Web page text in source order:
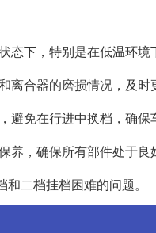
下，特别是在低温环境
合器的磨损情况，及时
免在行进中换档，确保
，确保所有部件处于良
二档挂档困难的问题。